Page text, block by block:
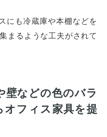
にも冷蔵庫や本棚などを
まるような工夫がされて
壁などの色のバラ
フィス家具を提